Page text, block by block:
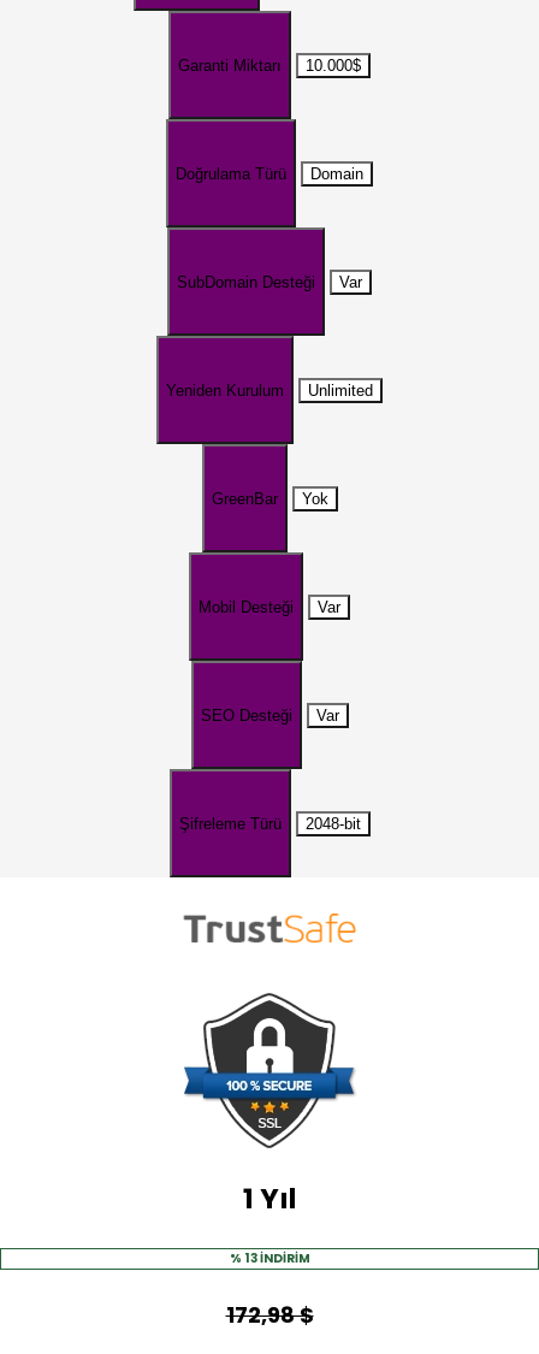
Garanti Miktarı 10.000$
Doğrulama Türü Domain
SubDomain Desteği Var
Yeniden Kurulum Unlimited
GreenBar Yok
Mobil Desteği Var
SEO Desteği Var
Şifreleme Türü 2048-bit
1 Yıl
% 13 İNDİRİM
172,98 $